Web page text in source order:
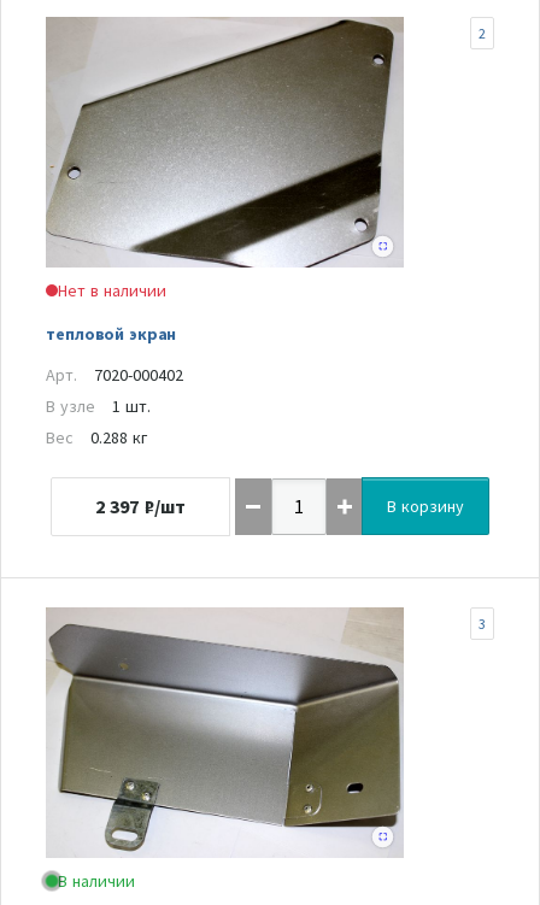
Нет в наличии
тепловой экран
2
Арт.
7020-000402
В узле
1 шт.
Вес
0.288 кг
2 397 ₽/шт В корзину
В наличии
3